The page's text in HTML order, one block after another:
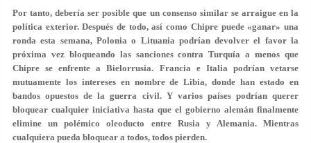
Por tanto, debería ser posible que un consenso similar se arraigue en la
política exterior. Después de todo, así como Chipre puede «ganar» una
ronda esta semana, Polonia o Lituania podrían devolver el favor la
próxima vez bloqueando las sanciones contra Turquía a menos que
Chipre se enfrente a Bielorrusia. Francia e Italia podrían vetarse
mutuamente los intereses en nombre de Libia, donde han estado en
bandos opuestos de la guerra civil. Y varios países podrían querer
bloquear cualquier iniciativa hasta que el gobierno alemán finalmente
elimine un polémico oleoducto entre Rusia y Alemania. Mientras
cualquiera pueda bloquear a todos, todos pierden.